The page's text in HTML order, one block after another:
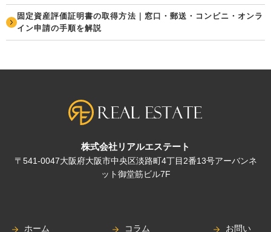
固定資産評価証明書の取得方法｜窓口・郵送・コンビニ・オンラ
イン申請の手順を解説
株式会社リアルエステート
〒541-0047大阪府大阪市中央区淡路町4丁目2番13号アーバンネ
ット御堂筋ビル7F
ホーム コラム
お問い